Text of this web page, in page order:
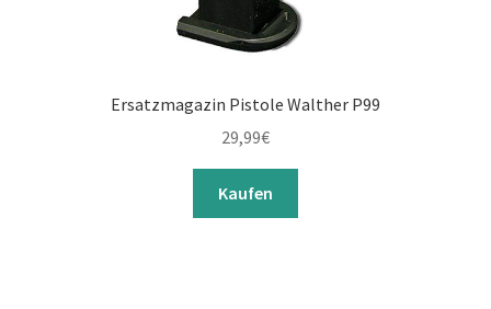
Ersatzmagazin Pistole Walther P99
29,99€
Kaufen